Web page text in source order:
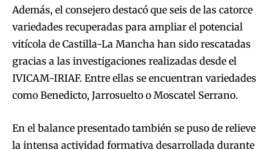
Además, el consejero destacó que seis de las catorce
variedades recuperadas para ampliar el potencial
vitícola de Castilla-La Mancha han sido rescatadas
gracias a las investigaciones realizadas desde el
IVICAM-IRIAF. Entre ellas se encuentran variedades
como Benedicto, Jarrosuelto o Moscatel Serrano.
En el balance presentado también se puso de relieve
la intensa actividad formativa desarrollada durante